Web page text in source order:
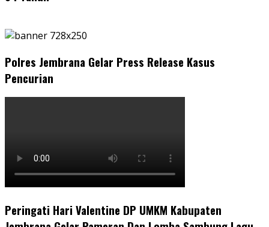
Polres Jembrana Gelar Press Release Kasus
Pencurian
Peringati Hari Valentine DP UMKM Kabupaten